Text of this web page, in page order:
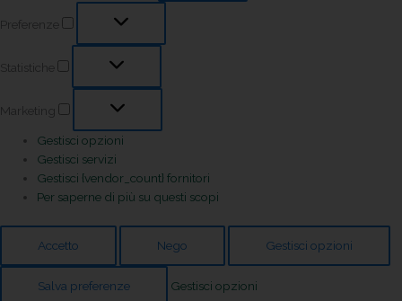
Preferenze
Statistiche
Marketing
Gestisci opzioni
Gestisci servizi
Gestisci {vendor_count} fornitori
Per saperne di più su questi scopi
Accetto Nego Gestisci opzioni
Salva preferenze Gestisci opzioni